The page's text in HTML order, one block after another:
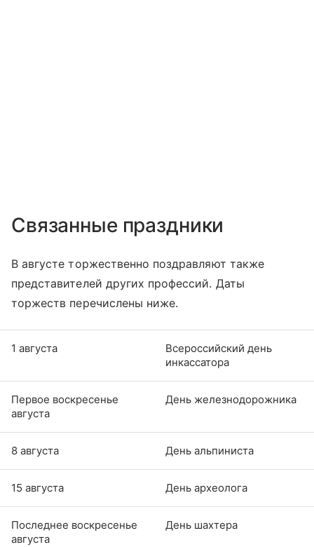
Связанные праздники
В августе торжественно поздравляют также
представителей других профессий. Даты
торжеств перечислены ниже.
1 августа
Всероссийский день
инкассатора
Первое воскресенье
августа
День железнодорожника
8 августа День альпиниста
15 августа День археолога
Последнее воскресенье
августа
День шахтера